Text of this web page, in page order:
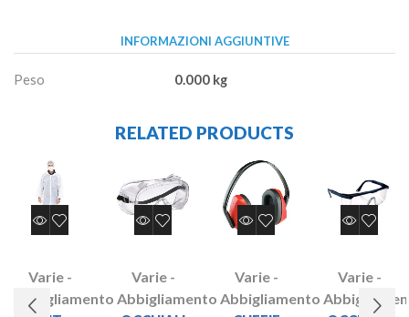
INFORMAZIONI AGGIUNTIVE
Peso 0.000 kg
RELATED PRODUCTS
Varie -
Abbigliamento
Varie -
Abbigliamento
Varie -
Abbigliamento
Varie -